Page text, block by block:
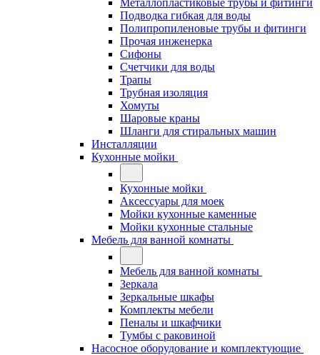
Металлопластиковые трубы и фитинги
Подводка гибкая для воды
Полипропиленовые трубы и фитинги
Прочая инженерка
Сифоны
Счетчики для воды
Трапы
Трубная изоляция
Хомуты
Шаровые краны
Шланги для стиральных машин
Инсталляции
Кухонные мойки
Кухонные мойки
Аксессуары для моек
Мойки кухонные каменные
Мойки кухонные стальные
Мебель для ванной комнаты
Мебель для ванной комнаты
Зеркала
Зеркальные шкафы
Комплекты мебели
Пеналы и шкафчики
Тумбы с раковиной
Насосное оборудование и комплектующие